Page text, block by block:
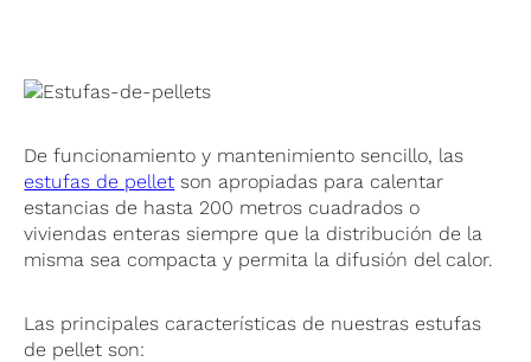
De funcionamiento y mantenimiento sencillo, las
estufas de pellet son apropiadas para calentar
estancias de hasta 200 metros cuadrados o
viviendas enteras siempre que la distribución de la
misma sea compacta y permita la difusión del calor.
Las principales características de nuestras estufas
de pellet son: